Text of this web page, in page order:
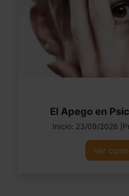
El Apego en
Inicio: 23/09/2026
Ver curso